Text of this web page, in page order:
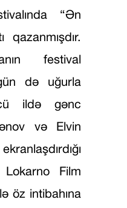
“Ən
qazanmışdır.
festival
də uğurla
ildə gənc
və Elvin
Lokarno Film
öz intibahına